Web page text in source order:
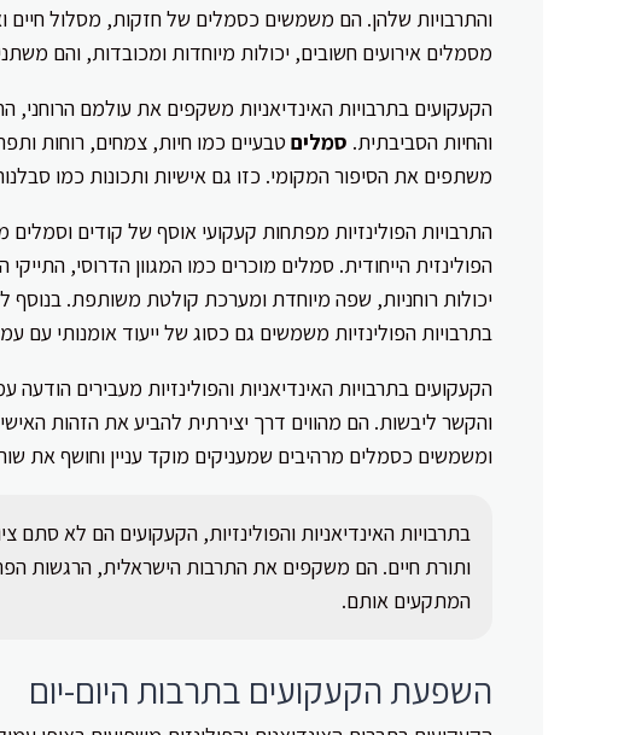
והתרבויות שלהן. הם משמשים כסמלים של חזקות, מסלול חיים
מסמלים אירועים חשובים, יכולות מיוחדות ומכובדות, והם
הקעקועים בתרבויות האינדיאניות משקפים את עולמם
והחיות הסביבתית. סמליםטבעיים כמו חיות, צמחים, רוחות
משתפים את הסיפור המקומי. כזו גם אישיות ותכונות כמו
התרבויות הפולינזיות מפתחות קעקועי אוסף של קודים
הפולינזית הייחודית. סמלים מוכרים כמו המגוון הדרוסי,
יכולות רוחניות, שפה מיוחדת ומערכת קולטת משותפת. בנוסף
בתרבויות הפולינזיות משמשים גם כסוג של ייעוד אומנותי עם
הקעקועים בתרבויות האינדיאניות והפולינזיות מעבירים
והקשר ליבשות. הם מהווים דרך יצירתית להביע את הזהות
ומשמשים כסמלים מרהיבים שמעניקים מוקד עניין וחושף את
בתרבויות האינדיאניות והפולינזיות, הקעקועים הם לא סתם
ותורת חיים. הם משקפים את התרבות הישראלית, הרגשות
המתקעים אותם.
השפעת הקעקועים בתרבות היום-יום